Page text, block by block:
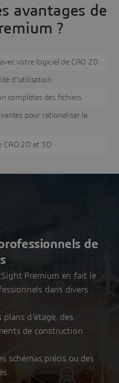
avantages de
?
votre logiciel de CAO 2D
d'utilisation
complètes des fichiers
pour rationaliser la
CAO 2D et 3D
de
Premium en fait le
dans divers
plans d'étage, des
de construction
schémas précis ou des